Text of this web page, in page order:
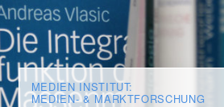
MEDIEN INSTITUT:
MEDIEN- & MARKTFORSCHUNG